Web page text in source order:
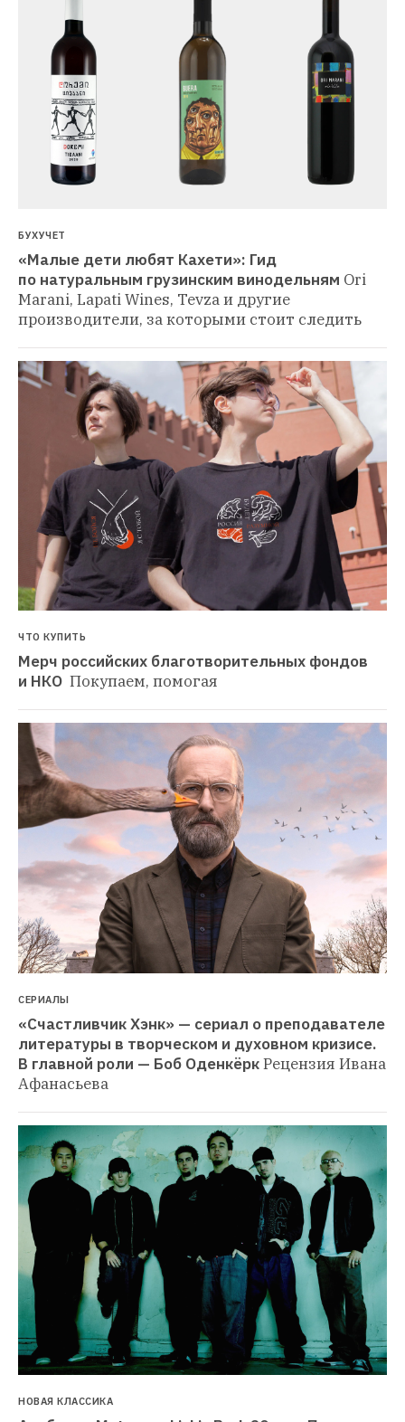
БУХУЧЕТ
«Малые дети любят Кахети»: Гид
по натуральным грузинским винодельням Ori
Marani, Lapati Wines, Tevza и другие
производители, за которыми стоит следить
ЧТО КУПИТЬ
Мерч российских благотворительных фондов
и НКО Покупаем, помогая
СЕРИАЛЫ
«Счастливчик Хэнк» — сериал о преподавателе
литературы в творческом и духовном кризисе.
В главной роли — Боб ОденкёркРецензия Ивана
Афанасьева
НОВАЯ КЛАССИКА